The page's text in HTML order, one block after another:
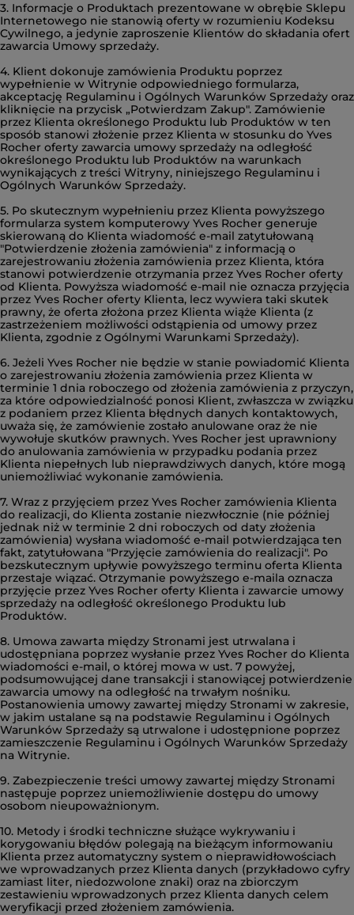
3. Informacje o Produktach prezentowane w obrębie Sklepu
Internetowego nie stanowią oferty w rozumieniu Kodeksu
Cywilnego, a jedynie zaproszenie Klientów do składania ofert
zawarcia Umowy sprzedaży.
4. Klient dokonuje zamówienia Produktu poprzez
wypełnienie w Witrynie odpowiedniego formularza,
akceptację Regulaminu i Ogólnych Warunków Sprzedaży oraz
kliknięcie na przycisk „Potwierdzam Zakup". Zamówienie
przez Klienta określonego Produktu lub Produktów w ten
sposób stanowi złożenie przez Klienta w stosunku do Yves
Rocher oferty zawarcia umowy sprzedaży na odległość
określonego Produktu lub Produktów na warunkach
wynikających z treści Witryny, niniejszego Regulaminu i
Ogólnych Warunków Sprzedaży.
5. Po skutecznym wypełnieniu przez Klienta powyższego
formularza system komputerowy Yves Rocher generuje
skierowaną do Klienta wiadomość e-mail zatytułowaną
"Potwierdzenie złożenia zamówienia" z informacją o
zarejestrowaniu złożenia zamówienia przez Klienta, która
stanowi potwierdzenie otrzymania przez Yves Rocher oferty
od Klienta. Powyższa wiadomość e-mail nie oznacza przyjęcia
przez Yves Rocher oferty Klienta, lecz wywiera taki skutek
prawny, że oferta złożona przez Klienta wiąże Klienta (z
zastrzeżeniem możliwości odstąpienia od umowy przez
Klienta, zgodnie z Ogólnymi Warunkami Sprzedaży).
6. Jeżeli Yves Rocher nie będzie w stanie powiadomić Klienta
o zarejestrowaniu złożenia zamówienia przez Klienta w
terminie 1 dnia roboczego od złożenia zamówienia z przyczyn,
za które odpowiedzialność ponosi Klient, zwłaszcza w związku
z podaniem przez Klienta błędnych danych kontaktowych,
uważa się, że zamówienie zostało anulowane oraz że nie
wywołuje skutków prawnych. Yves Rocher jest uprawniony
do anulowania zamówienia w przypadku podania przez
Klienta niepełnych lub nieprawdziwych danych, które mogą
uniemożliwiać wykonanie zamówienia.
7. Wraz z przyjęciem przez Yves Rocher zamówienia Klienta
do realizacji, do Klienta zostanie niezwłocznie (nie później
jednak niż w terminie 2 dni roboczych od daty złożenia
zamówienia) wysłana wiadomość e-mail potwierdzająca ten
fakt, zatytułowana "Przyjęcie zamówienia do realizacji". Po
bezskutecznym upływie powyższego terminu oferta Klienta
przestaje wiązać. Otrzymanie powyższego e-maila oznacza
przyjęcie przez Yves Rocher oferty Klienta i zawarcie umowy
sprzedaży na odległość określonego Produktu lub
Produktów.
8. Umowa zawarta między Stronami jest utrwalana i
udostępniana poprzez wysłanie przez Yves Rocher do Klienta
wiadomości e-mail, o której mowa w ust. 7 powyżej,
podsumowującej dane transakcji i stanowiącej potwierdzenie
zawarcia umowy na odległość na trwałym nośniku.
Postanowienia umowy zawartej między Stronami w zakresie,
w jakim ustalane są na podstawie Regulaminu i Ogólnych
Warunków Sprzedaży są utrwalone i udostępnione poprzez
zamieszczenie Regulaminu i Ogólnych Warunków Sprzedaży
na Witrynie.
9. Zabezpieczenie treści umowy zawartej między Stronami
następuje poprzez uniemożliwienie dostępu do umowy
osobom nieupoważnionym.
10. Metody i środki techniczne służące wykrywaniu i
korygowaniu błędów polegają na bieżącym informowaniu
Klienta przez automatyczny system o nieprawidłowościach
we wprowadzanych przez Klienta danych (przykładowo cyfry
zamiast liter, niedozwolone znaki) oraz na zbiorczym
zestawieniu wprowadzonych przez Klienta danych celem
weryfikacji przed złożeniem zamówienia.